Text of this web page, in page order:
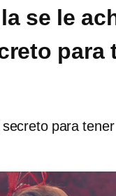
se le
para
para